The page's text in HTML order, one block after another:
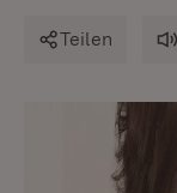
Teilen